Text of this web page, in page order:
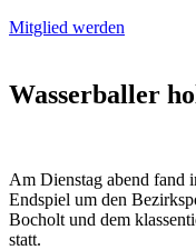
Mitglied werden
Wasserballer
Am Dienstag abend fand
Endspiel um den
Bocholt und dem
statt.